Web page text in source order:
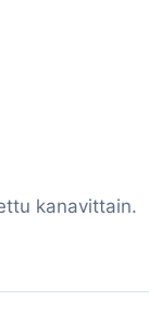
kanavittain.